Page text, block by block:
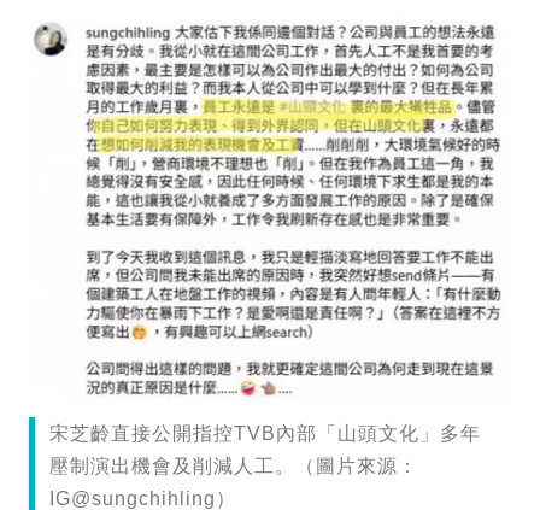
宋芝齡直接公開指控TVB內部「山頭文化」多年
壓制演出機會及削減人工。（圖片來源：
IG@sungchihling）